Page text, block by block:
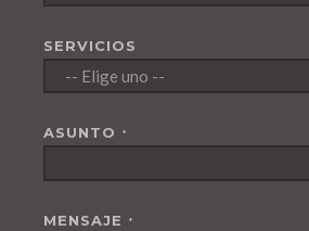
SERVICIOS
ASUNTO *
MENSAJE *